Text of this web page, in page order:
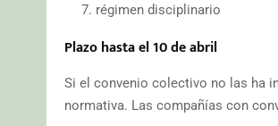
régimen disciplinario
Plazo hasta el 10 de abril
Si el convenio colectivo no las ha
normativa. Las compañías con